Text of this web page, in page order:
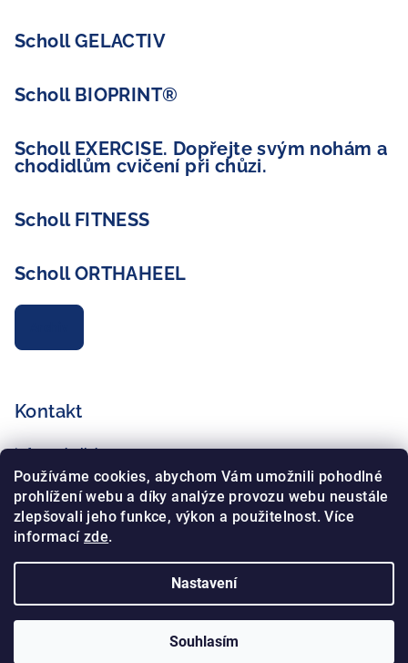
Používáme cookies, abychom Vám umožnili pohodlné
prohlížení webu a díky analýze provozu webu neustále
zlepšovali jeho funkce, výkon a použitelnost. Více
informacízde.
Nastavení
Souhlasím
Scholl GELACTIV
Scholl BIOPRINT®
Scholl EXERCISE. Dopřejte svým nohám a
chodidlům cvičení při chůzi.
Scholl FITNESS
Scholl ORTHAHEEL
Kontakt
info@schollshop.cz
+420 725 172 135
+420 734 765 321